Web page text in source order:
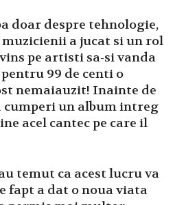
doar despre tehnologie,
a jucat si un rol
pe artisti sa-si vanda
99 de centi o
nemaiauzit! Inainte de
cumperi un album intreg
acel cantec pe care il
temut ca acest lucru va
fapt a dat o noua viata